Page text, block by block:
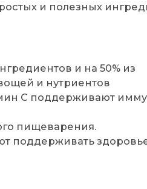
и полезных
и на 50% из
и нутриентов
С поддерживают
пищеварения.
поддерживать